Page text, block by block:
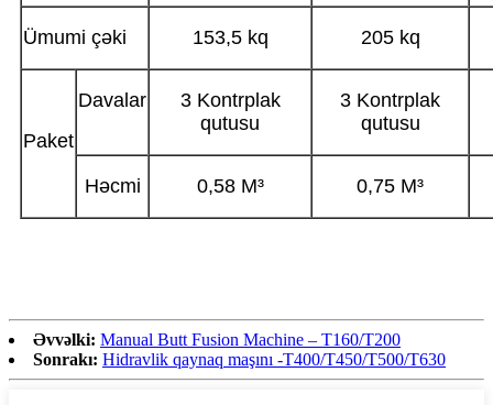
Ümumi çəki 153,5 kq 205 kq
Paket
Davalar
3 Kontrplak
qutusu
3 Kontrplak
qutusu
Həcmi 0,58 M³ 0,75 M³
Əvvəlki: Manual Butt Fusion Machine – T160/T200
Sonrakı: Hidravlik qaynaq maşını -T400/T450/T500/T630